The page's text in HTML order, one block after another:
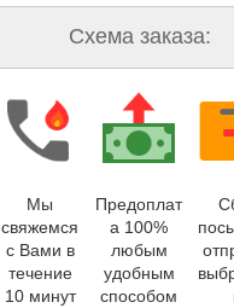
Схема заказа:
Мы
свяжемся
с Вами в
течение
10 минут
Предоплат
а 100%
любым
удобным
способом